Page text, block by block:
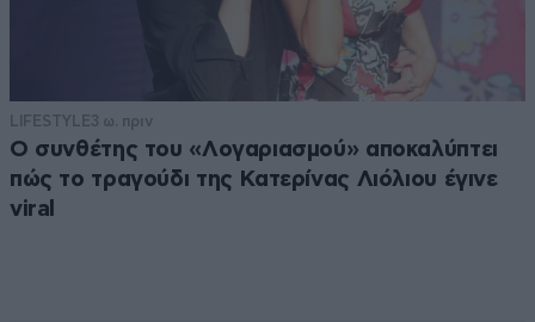
LIFESTYLE3 ω. πριν
Ο συνθέτης του «Λογαριασμού» αποκαλύπτει
πώς το τραγούδι της Κατερίνας Λιόλιου έγινε
viral